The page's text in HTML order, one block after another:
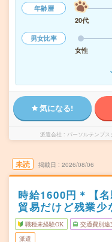
年齢層
20代
男女比率
女性
気になる!
派遣会社 パーソルテンプ
未読 掲載日 2026/08/06
時給1600円＊【
貿易だけど残業少
職種未経験OK 交通費別途
派遣